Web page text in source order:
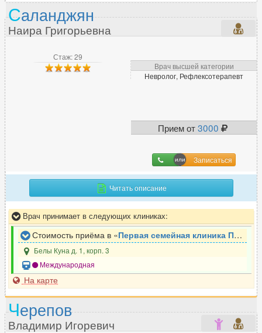
Стаж: 29
Врач высшей категории
Невролог, Рефлексотерапевт
Прием от3000
Записаться
Саланджян
Наира Григорьевна
Читать описание
Врач принимает в следующих клиниках:
Стоимость приёма в «Первая семейная клиника Петербурга. Отделение неврологии
Белы Куна д. 1, корп. 3
Международная
На карте
Черепов
Владимир Игоревич